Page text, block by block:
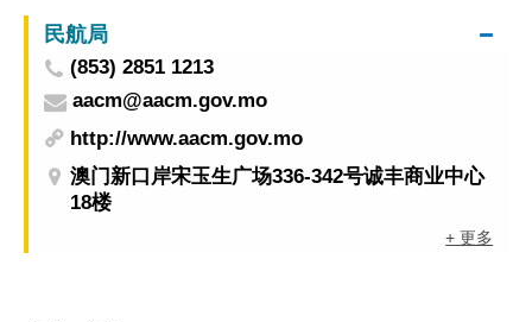
民航局
(853) 2851 1213
aacm@aacm.gov.mo
http://www.aacm.gov.mo
澳门新口岸宋玉生广场336-342号诚丰商业中心
18楼
+ 更多